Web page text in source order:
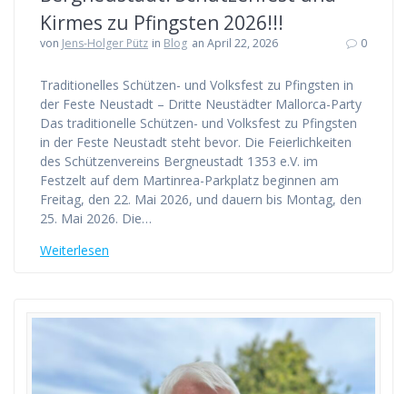
Kirmes zu Pfingsten 2026!!!
von Jens-Holger Pütz in Blog an April 22, 2026 0
Traditionelles Schützen- und Volksfest zu Pfingsten in
der Feste Neustadt – Dritte Neustädter Mallorca-Party
Das traditionelle Schützen- und Volksfest zu Pfingsten
in der Feste Neustadt steht bevor. Die Feierlichkeiten
des Schützenvereins Bergneustadt 1353 e.V. im
Festzelt auf dem Martinrea-Parkplatz beginnen am
Freitag, den 22. Mai 2026, und dauern bis Montag, den
25. Mai 2026. Die…
Weiterlesen